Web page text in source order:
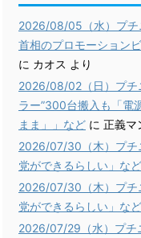
2026/08/05（水）プチ
首相のプロモーション
に カオス より
2026/08/02（日）プチ
ラー”300台搬入も「電
まま」」など に 正義マ
2026/07/30（木）プチ
党ができるらしい」など
2026/07/30（木）プチ
党ができるらしい」など
2026/07/29（水）プチ